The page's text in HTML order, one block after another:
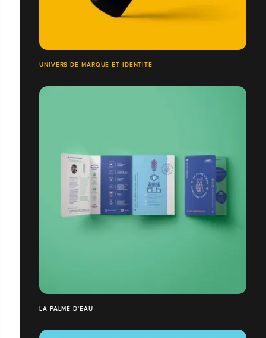
UNIVERS DE MARQUE ET IDENTITÉ
LA PALME D'EAU